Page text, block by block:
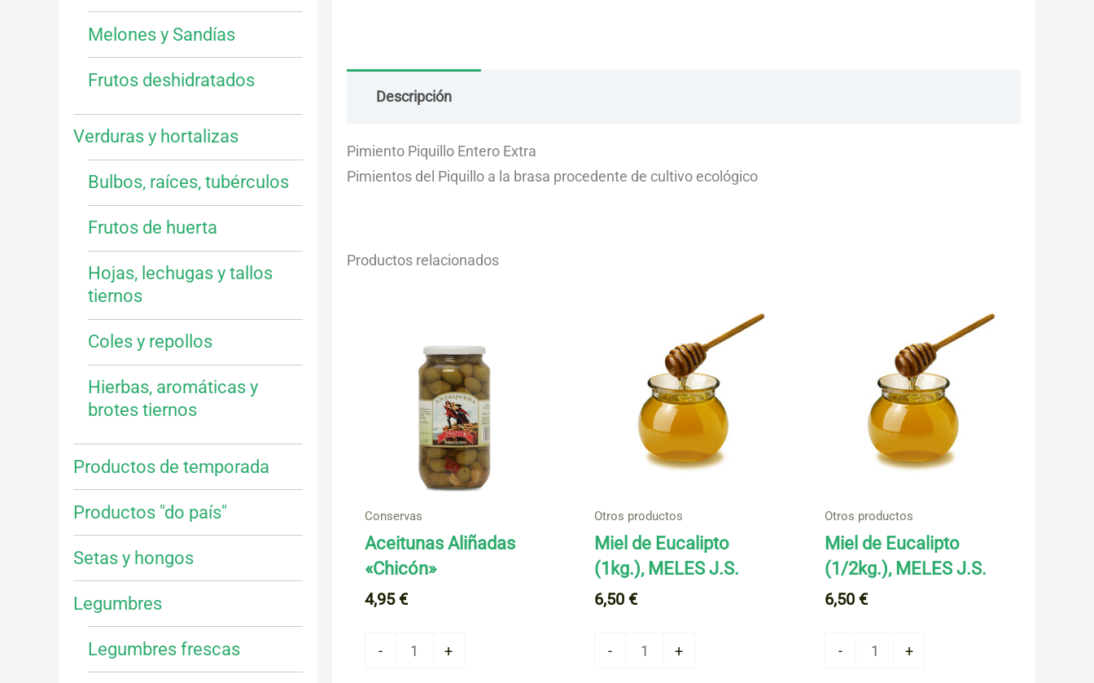
Melones y Sandías
Frutos deshidratados
Verduras y hortalizas
Bulbos, raíces, tubérculos
Frutos de huerta
Hojas, lechugas y tallos
tiernos
Coles y repollos
Hierbas, aromáticas y
brotes tiernos
Productos de temporada
Productos "do país"
Setas y hongos
Legumbres
Legumbres frescas
Descripción
Pimiento Piquillo Entero Extra
Pimientos del Piquillo a la brasa procedente de cultivo ecológico
Productos relacionados
Conservas
Aceitunas Aliñadas
«Chicón»
4,95 €
-
Aceitunas
+
Otros productos
Miel de Eucalipto
(1kg.), MELES J.S.
6,50 €
- +
Otros productos
Miel de Eucalipto
(1/2kg.), MELES J.S.
6,50 €
- +